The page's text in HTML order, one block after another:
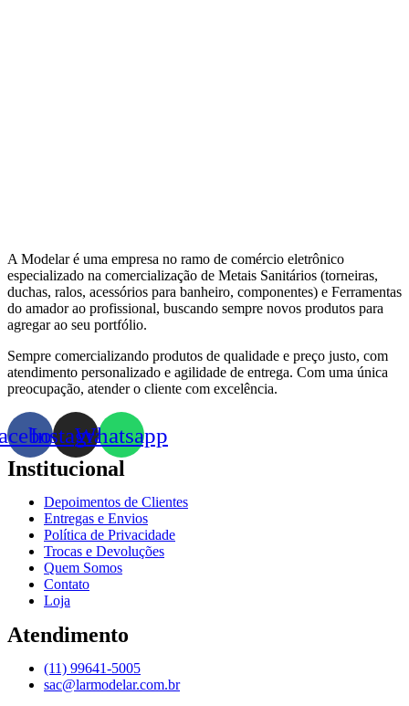
A Modelar é uma empresa no ramo de comércio eletrônico
especializado na comercialização de Metais Sanitários (torneiras,
duchas, ralos, acessórios para banheiro, componentes) e Ferramentas
do amador ao profissional, buscando sempre novos produtos para
agregar ao seu portfólio.
Sempre comercializando produtos de qualidade e preço justo, com
atendimento personalizado e agilidade de entrega. Com uma única
preocupação, atender o cliente com excelência.
InstagramWhatsapp
Institucional
Depoimentos de Clientes
Entregas e Envios
Política de Privacidade
Trocas e Devoluções
Quem Somos
Contato
Loja
Atendimento
(11) 99641-5005
sac@larmodelar.com.br